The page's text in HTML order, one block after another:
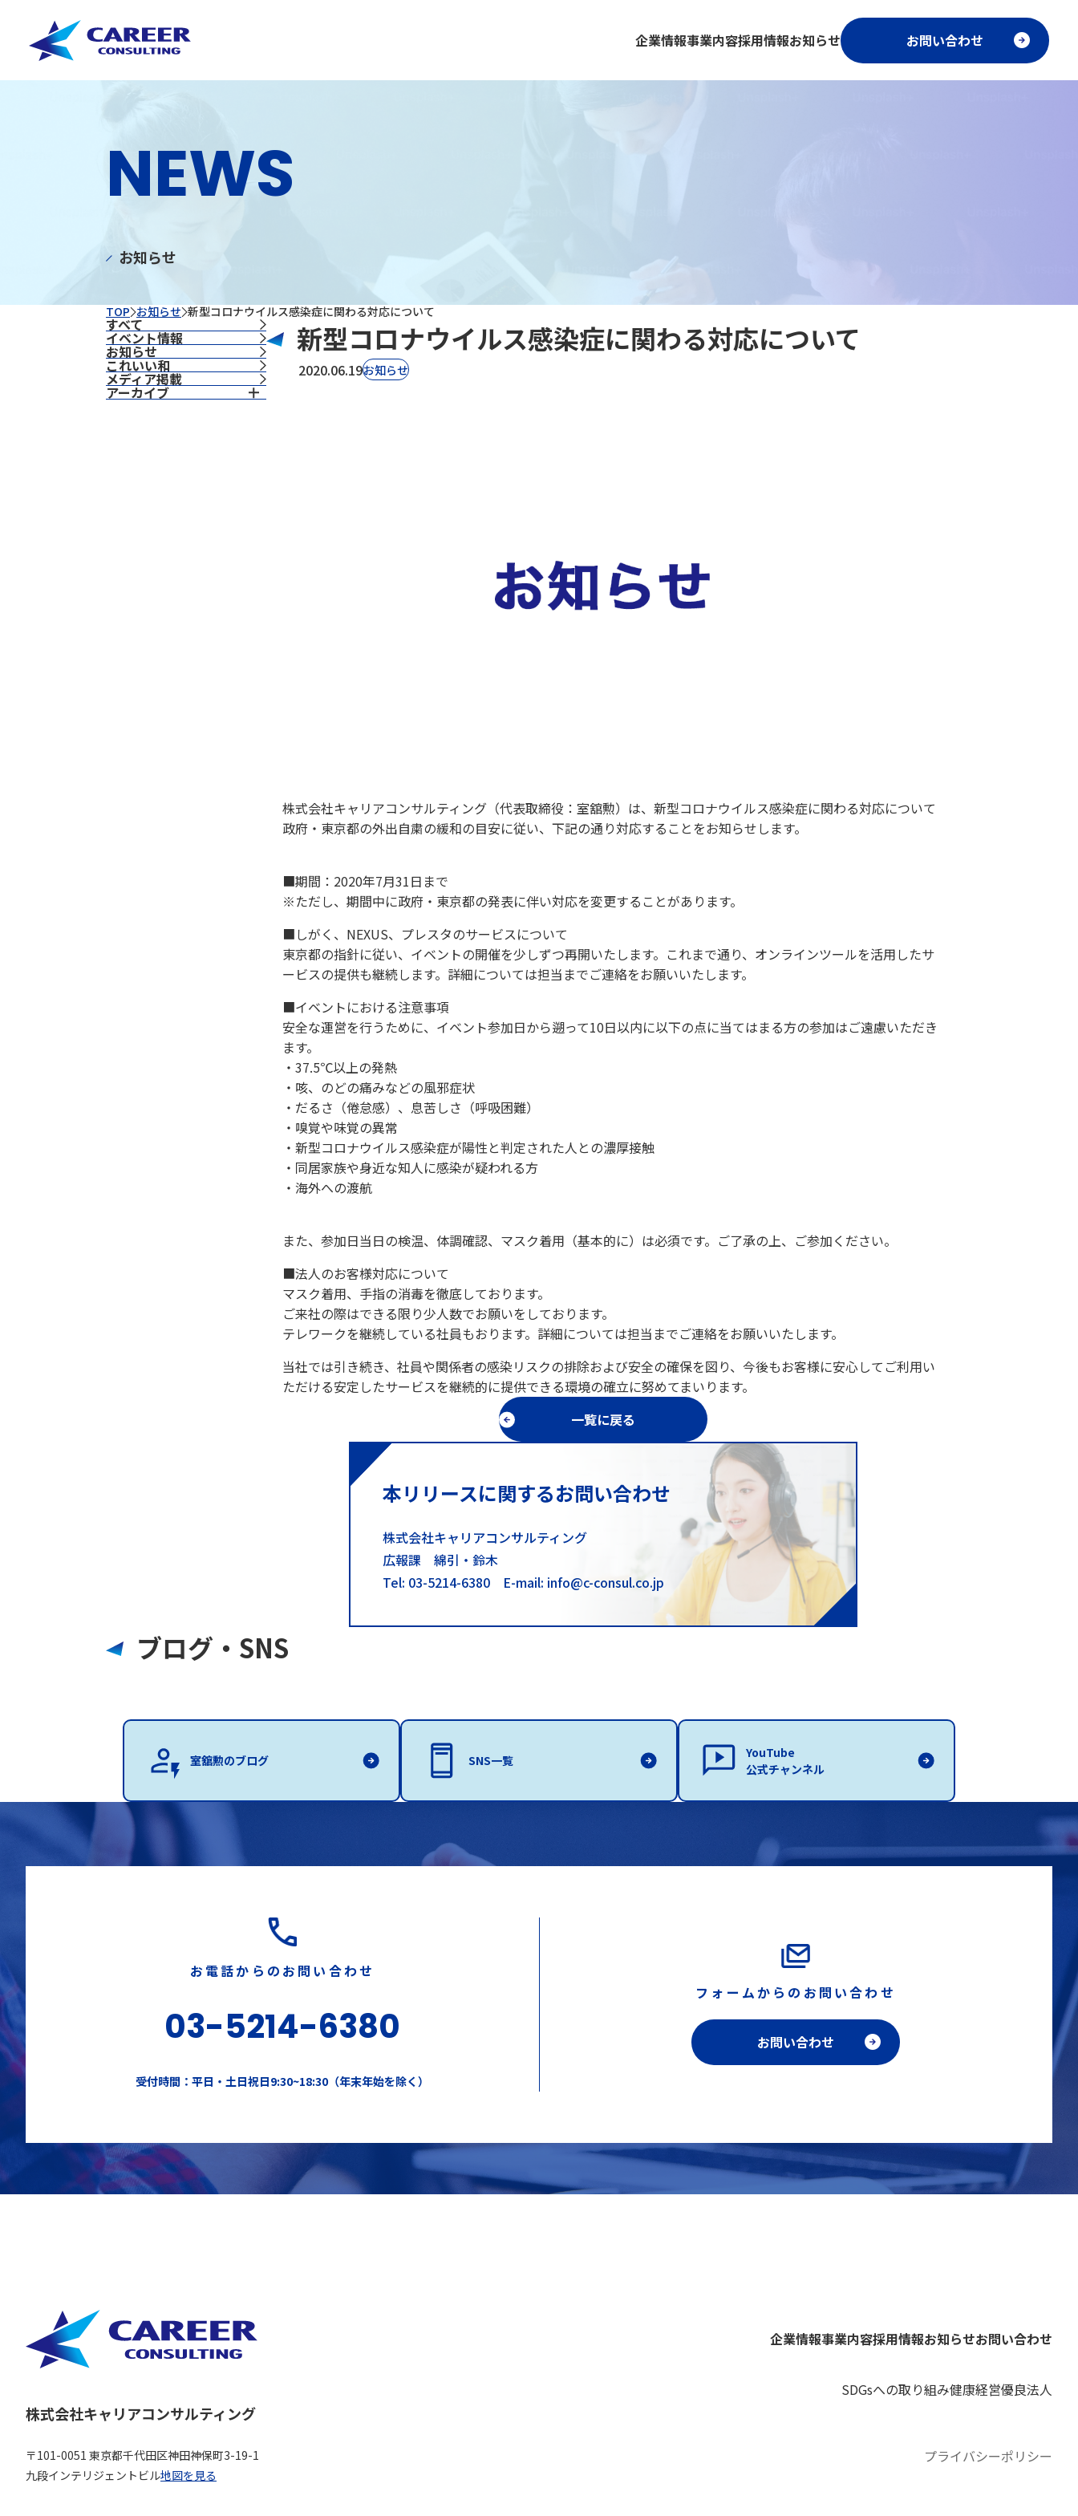
企業情報事業内容採用情報お知らせ お問い合わせ
NEWS
お知らせ
TOP お知らせ 新型コロナウイルス感染症に関わる対応について
すべて
イベント情報
お知らせ
これいい和
⁨⁩メディア掲載
アーカイブ
新型コロナウイルス感染症に関わる対応について
2020.06.19お知らせ
株式会社キャリアコンサルティング（代表取締役：室舘勲）は、新型コロナウイルス感染症に関わる対応について
政府・東京都の外出自粛の緩和の目安に従い、下記の通り対応することをお知らせします。
■期間：2020年7月31日まで
※ただし、期間中に政府・東京都の発表に伴い対応を変更することがあります。
■しがく、NEXUS、プレスタのサービスについて
東京都の指針に従い、イベントの開催を少しずつ再開いたします。これまで通り、オンラインツールを活用したサ
ービスの提供も継続します。詳細については担当までご連絡をお願いいたします。
■イベントにおける注意事項
安全な運営を行うために、イベント参加日から遡って10日以内に以下の点に当てはまる方の参加はご遠慮いただき
ます。
​・37.5℃以上の発熱
・咳、のどの痛みなどの風邪症状
・だるさ（倦怠感）、息苦しさ（呼吸困難）
・嗅覚や味覚の異常
・新型コロナウイルス感染症が陽性と判定された人との濃厚接触
・同居家族や身近な知人に感染が疑われる方
・海外への渡航
また、参加日当日の検温、体調確認、マスク着用（基本的に）は必須です。ご了承の上、ご参加ください。
■法人のお客様対応について
マスク着用、手指の消毒を徹底しております。
ご来社の際はできる限り少人数でお願いをしております。
テレワークを継続している社員もおります。​​詳細については担当までご連絡をお願いいたします。​
当社では引き続き、社員や関係者の感染リスクの排除および安全の確保を図り、今後もお客様に安心してご利用い
ただける安定したサービスを継続的に提供できる環境の確立に努めてまいります。​
一覧に戻る
本リリースに関するお問い合わせ
株式会社キャリアコンサルティング
広報課 綿引・鈴木
Tel: 03-5214-6380 E-mail: info@c-consul.co.jp
ブログ・SNS
室舘勲のブログ SNS一覧
YouTube
公式チャンネル
お電話からのお問い合わせ
03-5214-6380
受付時間：平日・土日祝日9:30~18:30（年末年始を除く）
フォームからのお問い合わせ
お問い合わせ
株式会社キャリアコンサルティング
〒101-0051 東京都千代田区神田神保町3-19-1
九段インテリジェントビル地図を見る
企業情報事業内容採用情報お知らせお問い合わせ
SDGsへの取り組み健康経営優良法人
プライバシーポリシー